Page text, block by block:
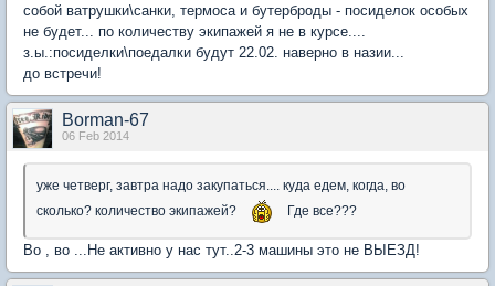
собой ватрушки\санки, термоса и бутерброды - посиделок особых
не будет... по количеству экипажей я не в курсе....
з.ы.:посиделки\поедалки будут 22.02. наверно в назии...
до встречи!
Borman-67
06 Feb 2014
уже четверг, завтра надо закупаться.... куда едем, когда, во
сколько? количество экипажей?
Где все???
Во , во ...Не активно у нас тут..2-3 машины это не ВЫЕЗД!